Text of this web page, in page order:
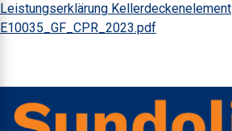
Leistungserklärung Kellerdeckenelement
E10035_GF_CPR_2023.pdf